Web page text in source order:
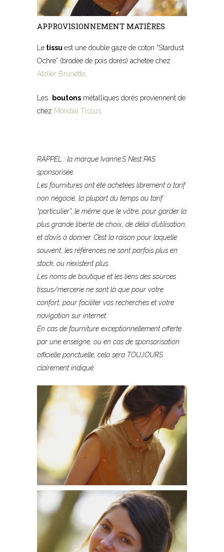
APPROVISIONNEMENT MATIÈRES
Le tissuest une double gaze de coton “Stardust
Ochre” (brodée de pois dorés) achetée chez
Atelier Brunette
Les boutons métalliques dorés proviennent de
chez Mondial Tissus.
RAPPEL : la marque Ivanne.S N’est PAS
sponsorisée.
Les fournitures ont été achetées librement à tarif
non négocié, la plupart du temps au tarif
“particulier”, le même que le vôtre, pour garder la
plus grande liberté de choix, de délai d’utilisation,
et d’avis à donner. C’est la raison pour laquelle
souvent, les références ne sont parfois plus en
stock, ou n’existent plus.
Les noms de boutique et les liens des sources
tissus/mercerie ne sont là que pour votre
confort, pour faciliter vos recherches et votre
navigation sur internet.
En cas de fourniture exceptionnellement offerte
par une enseigne, ou en cas de sponsorisation
officielle ponctuelle, cela sera TOUJOURS
clairement indiqué.